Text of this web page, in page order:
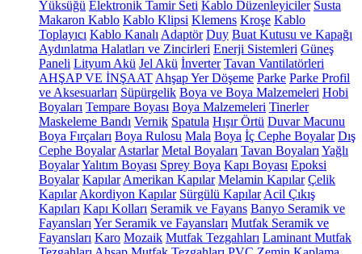
Yüksüğü Elektronik Tamir Seti Kablo Düzenleyiciler Susta
Makaron Kablo Kablo Klipsi Klemens Kroşe Kablo
Toplayıcı Kablo Kanalı Adaptör Duy Buat Kutusu ve Kapağı
Aydınlatma Halatları ve Zincirleri Enerji Sistemleri Güneş
Paneli Lityum Akü Jel Akü İnverter Tavan Vantilatörleri
AHŞAP VE İNŞAAT Ahşap Yer Döşeme Parke Parke Profil
ve Aksesuarları Süpürgelik Boya ve Boya Malzemeleri Hobi
Boyaları Tempare Boyası Boya Malzemeleri Tinerler
Maskeleme Bandı Vernik Spatula Hışır Örtü Duvar Macunu
Boya Fırçaları Boya Rulosu Mala Boya İç Cephe Boyalar Dış
Cephe Boyalar Astarlar Metal Boyaları Tavan Boyaları Yağlı
BoyalarYalıtım Boyası Sprey Boya Kapı Boyası Epoksi
Boyalar Kapılar Amerikan Kapılar Melamin Kapılar Çelik
Kapılar Akordiyon Kapılar Sürgülü Kapılar Acil Çıkış
Kapıları Kapı Kolları Seramik ve Fayans Banyo Seramik ve
Fayansları Yer Seramik ve Fayansları Mutfak Seramik ve
Fayansları Karo Mozaik Mutfak Tezgahları Laminant Mutfak